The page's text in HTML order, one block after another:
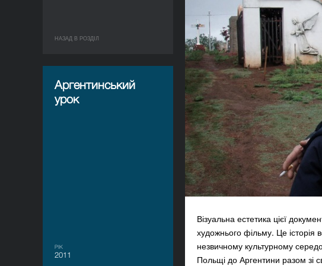
НАЗАД В РОЗДIЛ
Аргентинський
урок
РІК
2011
Візуальна естетика цієї
художнього фільму. Це історія
незвичному культурному
Польщі до Аргентини разом зі